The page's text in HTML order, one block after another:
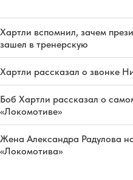
Хартли вспомнил, зачем
зашел в тренерскую
Хартли рассказал о звонке
Боб Хартли рассказал о
«Локомотиве»
Жена Александра Радулова
«Локомотива»